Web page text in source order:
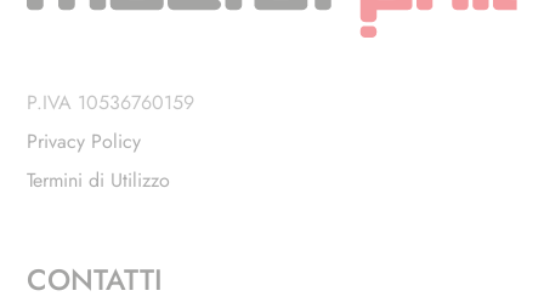
P.IVA 10536760159
Privacy Policy
Termini di Utilizzo
CONTATTI